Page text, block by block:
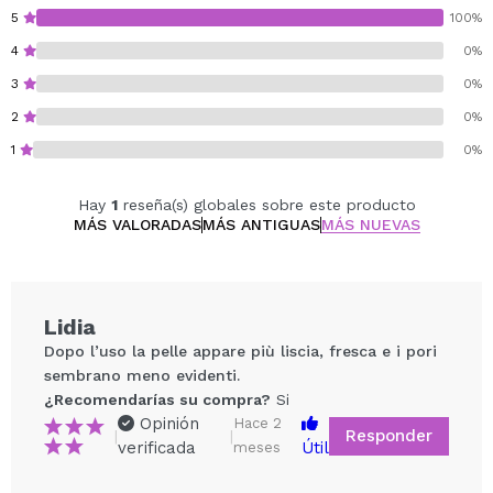
Beneficios clave:
Minimiza la apariencia de poros dilatados.
Mejora la textura y alisa la piel.
Refuerza la barrera cutánea.
Aporta un efecto piel más uniforme y suave.
5 100%
4 0%
3 0%
2 0%
1 0%
Hay 1reseña(s) globales sobre este producto
MÁS VALORADASMÁS ANTIGUASMÁS NUEVAS
Lidia
Dopo l’uso la pelle appare più liscia, fresca e i pori
sembrano meno evidenti.
¿Recomendarías su compra? Si
|
Opinión
verificada
|
Hace 2
meses
Útil
Responder